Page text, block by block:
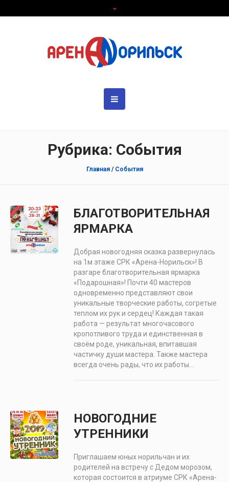
Рубрика: События
Главная / События
БЛАГОТВОРИТЕЛЬНАЯ
ЯРМАРКА
Добрая новогодняя сказка развернулась
на 1м этаже СРК «Арена-Норильск»! В
разгаре благотворительная ярмарка
«Подарошная»! Почти 40 мастеров
одновременно представляют свои
уникальные творческие работы, согретые
теплом их рук и сердец! Каждая такая
работа — результат многочасового
кропотливого труда и единственная в
своём роде, уникальная, впитавшая
частичку души мастера. Также мастера
всегда очень рады, что их работы...
НОВОГОДНИЕ
УТРЕННИКИ
Приглашаем юных норильчан и их
родителей на встречу с Дедом морозом,
которая состоится в атриуме СРК «Арена-